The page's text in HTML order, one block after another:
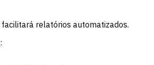
relatórios automatizados.